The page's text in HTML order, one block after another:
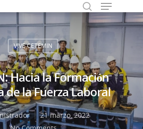
or ESC to close
VIVE CETEMIN
Hacia la Formación
de la Fuerza Laboral
21 marzo, 2022